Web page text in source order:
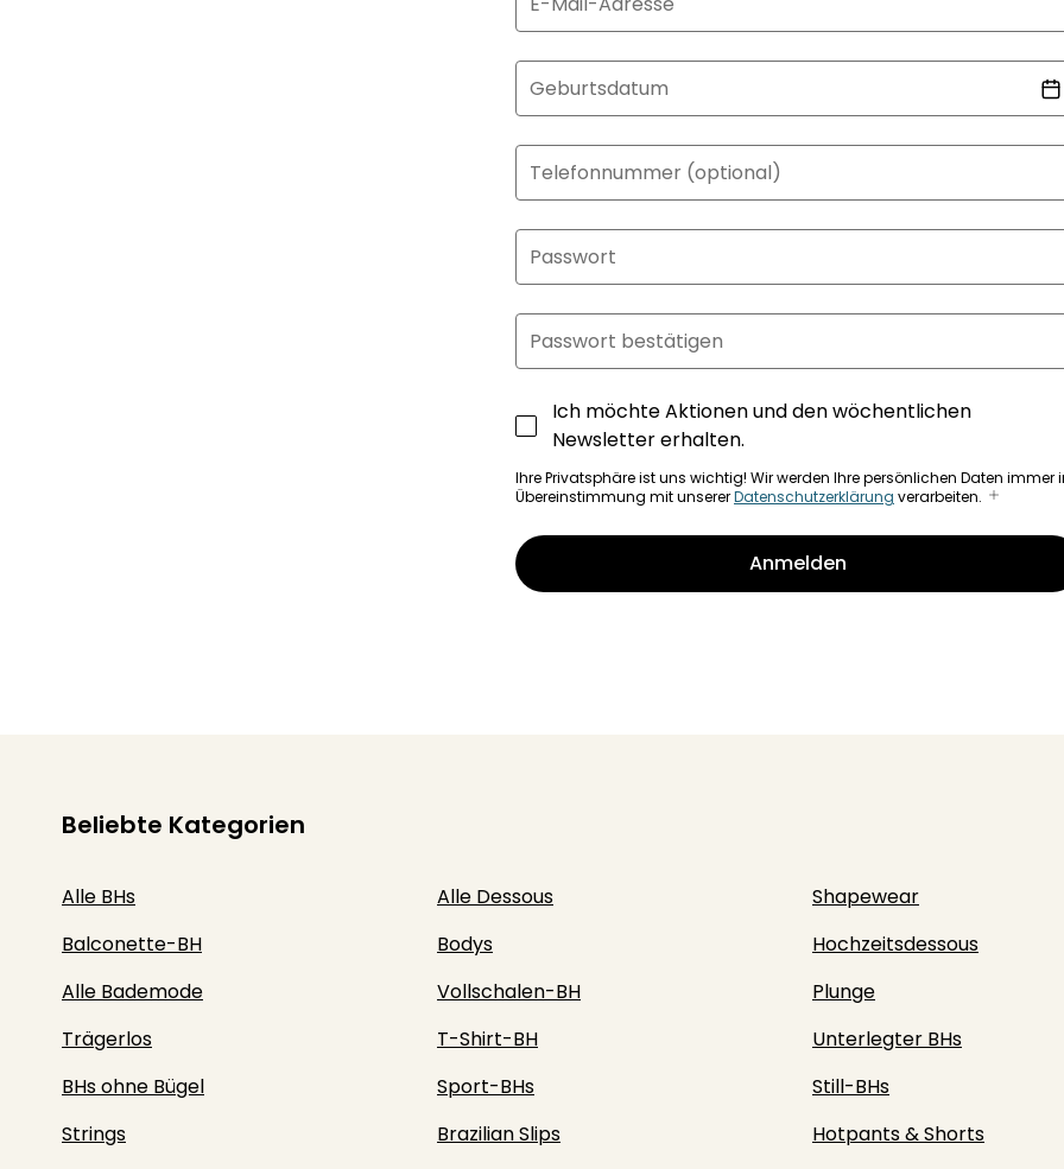
Geburtsdatum
Telefonnummer (optional)
Passwort
Passwort bestätigen
Ich möchte Aktionen und den wöchentlichen
Newsletter erhalten.
Ihre Privatsphäre ist uns wichtig! Wir werden Ihre persönlichen Daten immer
Übereinstimmung mit unsererDatenschutzerklärung verarbeiten.
Anmelden
Beliebte Kategorien
Alle BHs Alle Dessous
Shapewear
Balconette-BH
Bodys
Hochzeitsdessous
Alle Bademode
Vollschalen-BH
Plunge
Trägerlos
T-Shirt-BH
Unterlegter BHs
BHs ohne Bügel
Sport-BHs
Still-BHs
Strings
Brazilian Slips
Hotpants & Shorts